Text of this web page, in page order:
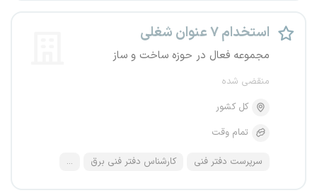
استخدام ۷ عنوان شغلی
مجموعه فعال در حوزه ساخت و ساز
منقضی شده
کل کشور
تمام وقت
سرپرست دفتر فنی کارشناس دفتر فنی برق ...